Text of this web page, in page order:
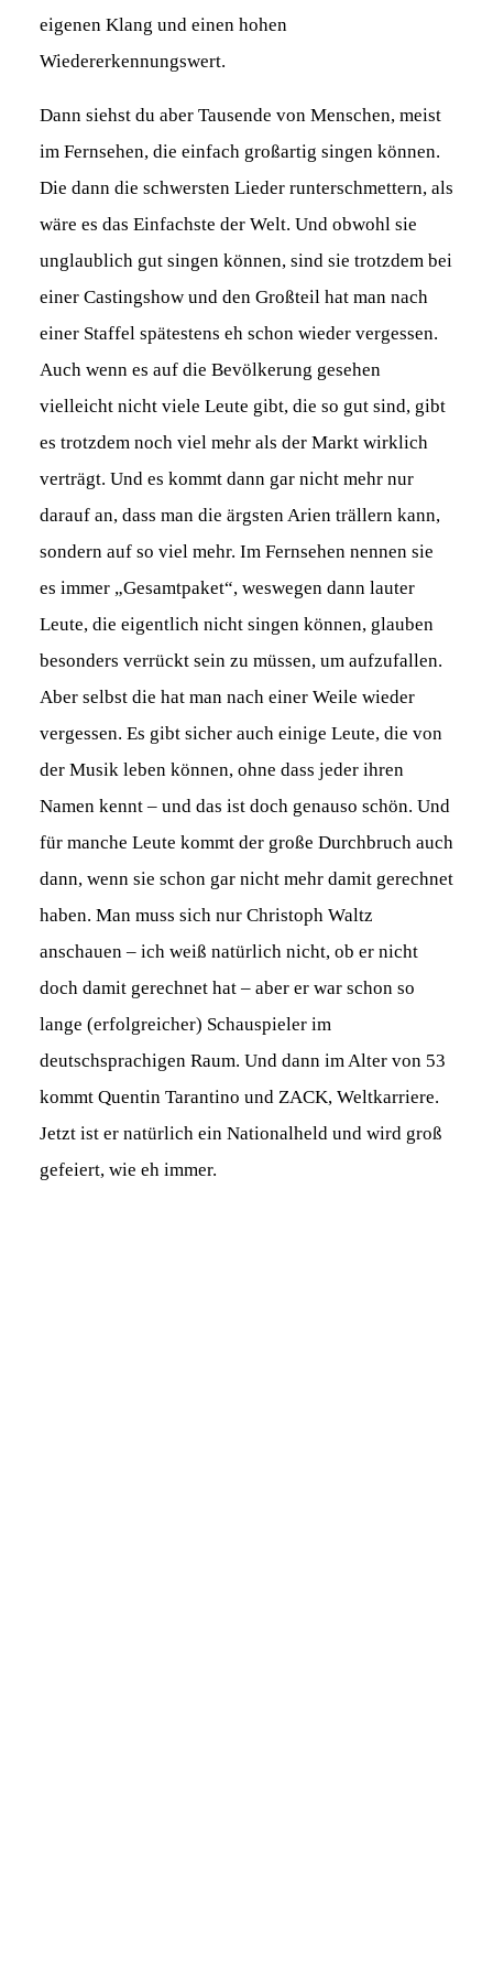
eigenen Klang und einen hohen
Wiedererkennungswert.
Dann siehst du aber Tausende von Menschen, meist
im Fernsehen, die einfach großartig singen können.
Die dann die schwersten Lieder runterschmettern, als
wäre es das Einfachste der Welt. Und obwohl sie
unglaublich gut singen können, sind sie trotzdem bei
einer Castingshow und den Großteil hat man nach
einer Staffel spätestens eh schon wieder vergessen.
Auch wenn es auf die Bevölkerung gesehen
vielleicht nicht viele Leute gibt, die so gut sind, gibt
es trotzdem noch viel mehr als der Markt wirklich
verträgt. Und es kommt dann gar nicht mehr nur
darauf an, dass man die ärgsten Arien trällern kann,
sondern auf so viel mehr. Im Fernsehen nennen sie
es immer „Gesamtpaket“, weswegen dann lauter
Leute, die eigentlich nicht singen können, glauben
besonders verrückt sein zu müssen, um aufzufallen.
Aber selbst die hat man nach einer Weile wieder
vergessen. Es gibt sicher auch einige Leute, die von
der Musik leben können, ohne dass jeder ihren
Namen kennt – und das ist doch genauso schön. Und
für manche Leute kommt der große Durchbruch auch
dann, wenn sie schon gar nicht mehr damit gerechnet
haben. Man muss sich nur Christoph Waltz
anschauen – ich weiß natürlich nicht, ob er nicht
doch damit gerechnet hat – aber er war schon so
lange (erfolgreicher) Schauspieler im
deutschsprachigen Raum. Und dann im Alter von 53
kommt Quentin Tarantino und ZACK, Weltkarriere.
Jetzt ist er natürlich ein Nationalheld und wird groß
gefeiert, wie eh immer.